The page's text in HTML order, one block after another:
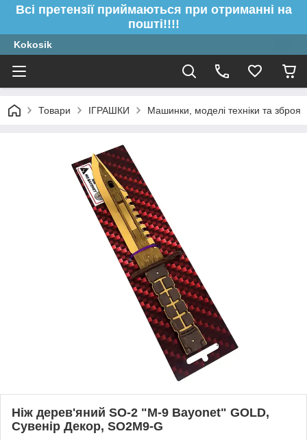
Всі претензії приймаються при отриманні на
пошті!!!!
Kokosik
Товари ІГРАШКИ Машинки, моделі техніки та зброя
Ніж дерев'яний SO-2 "M-9 Bayonet" GOLD,
Сувенір Декор, SO2M9-G